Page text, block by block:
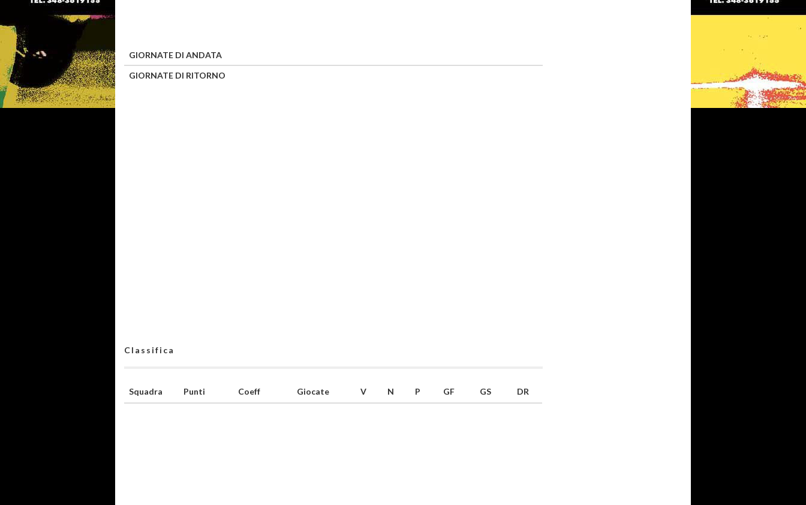
GIORNATE DI ANDATA
GIORNATE DI RITORNO
Classifica
Squadra Punti Coeff Giocate V N P GF GS DR